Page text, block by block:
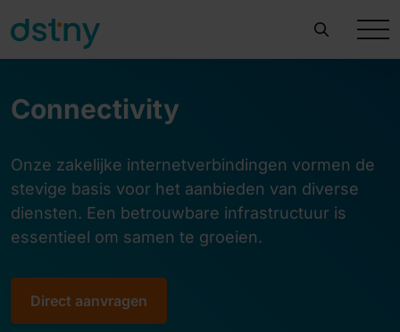
Connectivity
Onze zakelijke internetverbindingen vormen de
stevige basis voor het aanbieden van diverse
diensten. Een betrouwbare infrastructuur is
essentieel om samen te groeien.
Direct aanvragen